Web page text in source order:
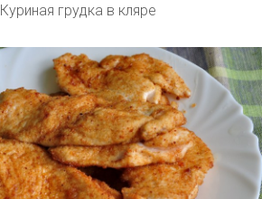
Куриная грудка в кляре